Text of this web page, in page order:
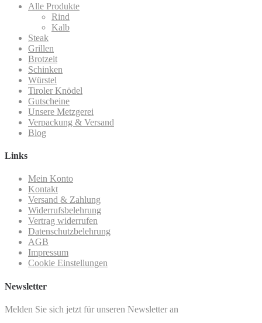
Alle Produkte
Rind
Kalb
Steak
Grillen
Brotzeit
Schinken
Würstel
Tiroler Knödel
Gutscheine
Unsere Metzgerei
Verpackung & Versand
Blog
Links
Mein Konto
Kontakt
Versand & Zahlung
Widerrufsbelehrung
Vertrag widerrufen
Datenschutzbelehrung
AGB
Impressum
Cookie Einstellungen
Newsletter
Melden Sie sich jetzt für unseren Newsletter an